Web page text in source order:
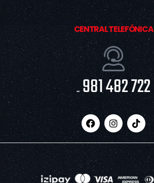
CENTRAL TELEFÓNICA
..981 482 722